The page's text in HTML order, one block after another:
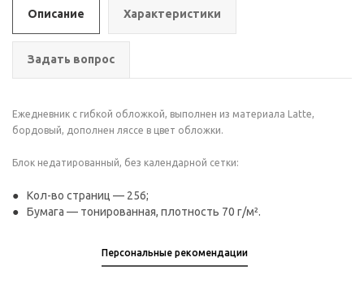
Описание Характеристики
Задать вопрос
Ежедневник с гибкой обложкой, выполнен из материала Latte,
бордовый, дополнен ляссе в цвет обложки.
Блок недатированный, без календарной сетки:
Кол-во страниц — 256;
Бумага — тонированная, плотность 70 г/м².
Персональные рекомендации